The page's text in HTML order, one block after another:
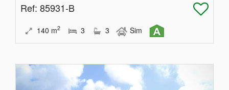
Ref: 85931-B
140 m2 3 3 Sim